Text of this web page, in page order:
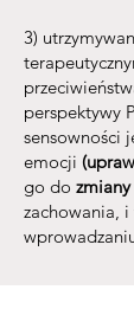
3)
perspektywy
sensowności
emocji
go do zmiany
zachowania,